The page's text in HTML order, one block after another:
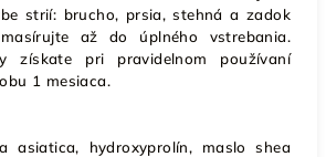
strií: brucho, prsia, stehná a zadok
až do úplného vstrebania.
získate pri pravidelnom používaní
1 mesiaca.
asiatica, hydroxyprolín, maslo shea